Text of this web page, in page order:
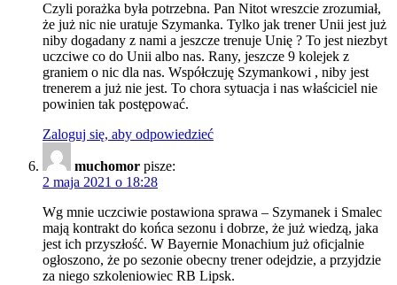
Czyli porażka była potrzebna. Pan Nitot wreszcie zrozumiał,
że już nic nie uratuje Szymanka. Tylko jak trener Unii jest już
niby dogadany z nami a jeszcze trenuje Unię ? To jest niezbyt
uczciwe co do Unii albo nas. Rany, jeszcze 9 kolejek z
graniem o nic dla nas. Współczuję Szymankowi , niby jest
trenerem a już nie jest. To chora sytuacja i nas właściciel nie
powinien tak postępować.
Zaloguj się, aby odpowiedzieć
muchomor pisze:
2 maja 2021 o 18:28
Wg mnie uczciwie postawiona sprawa – Szymanek i Smalec
mają kontrakt do końca sezonu i dobrze, że już wiedzą, jaka
jest ich przyszłość. W Bayernie Monachium już oficjalnie
ogłoszono, że po sezonie obecny trener odejdzie, a przyjdzie
za niego szkoleniowiec RB Lipsk.